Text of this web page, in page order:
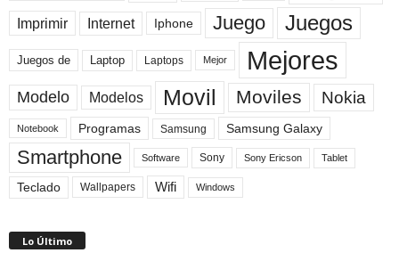
Imprimir Internet Iphone Juego Juegos
Juegos de Laptop Laptops Mejor Mejores
Modelo Modelos Movil Moviles Nokia
Notebook Programas Samsung Samsung Galaxy
Smartphone Software Sony Sony Ericson Tablet
Teclado Wallpapers Wifi Windows
Lo Último